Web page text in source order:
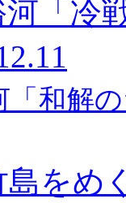
河 「冷
「和解
をめ